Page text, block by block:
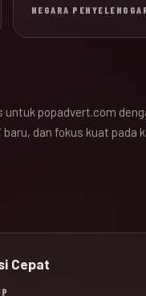
NEGARA
untuk popadvert.com
baru, dan fokus kuat pada
Cepat